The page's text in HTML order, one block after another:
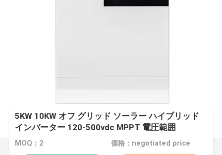
5KW 10KW オフ グリッド ソーラー ハイブリッド
インバーター 120-500vdc MPPT 電圧範囲
MOQ：2 価格：negotiated price